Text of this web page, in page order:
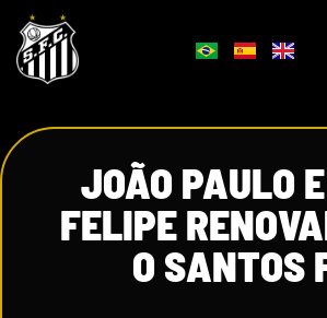
JOÃO PAULO
FELIPE
O SANTOS